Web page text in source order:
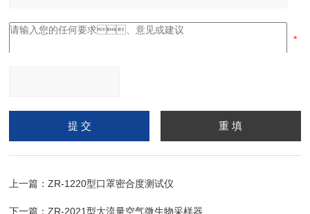
请输入计算结果（填写阿
拉伯数字），如：三加四
上一篇：ZR-1220型口罩密合度测试仪
下一篇：ZR-2021型大流量空气微生物采样器